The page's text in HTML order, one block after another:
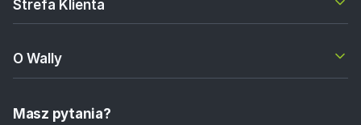
Strefa Klienta
O Wally
Masz pytania?